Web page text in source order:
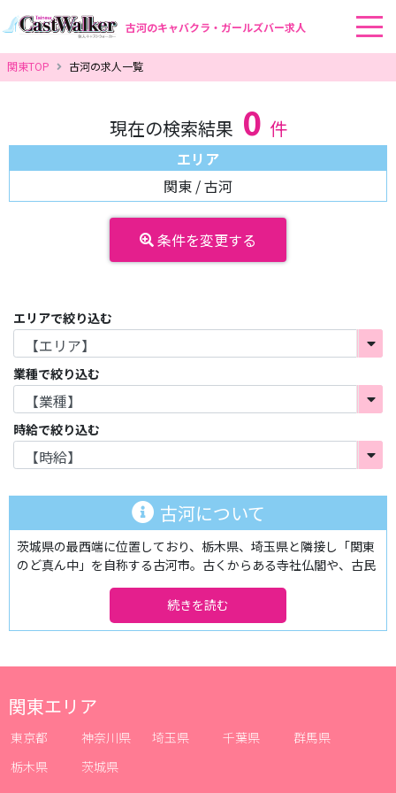
古河のキャバクラ・ガールズバー求人
関東TOP 古河の求人一覧
現在の検索結果 0 件
エリア
関東 / 古河
条件を変更する
エリアで絞り込む
業種で絞り込む
時給で絞り込む
古河について
茨城県の最西端に位置しており、栃木県、埼玉県と隣接し「関東
のど真ん中」を自称する古河市。古くからある寺社仏閣や、古民
じることが出来ます。日光街道の宿場町、そして古河城の城下町
として、「茨城の小京都」とも呼ばれてきた古河エリアは、JR宇
ば人の動きは少なめで、夜のお店も決して多いわけではありませ
ん。ですが、駅の東側にキャバクラやガールズバーなどが点在し
ており、利用客からは根強い人気を誇っているんです！
着いた雰囲気を好み、派手に遊ぶという人は少ないですが、太く
関東エリア
東京都 神奈川県 埼玉県 千葉県
群馬県
栃木県
茨城県